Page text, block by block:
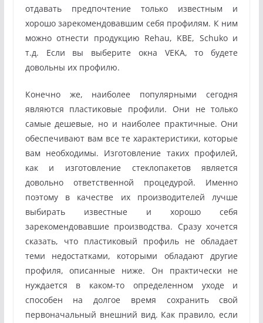
отдавать предпочтение только известным и
хорошо зарекомендовавшим себя профилям. К ним
можно отнести продукцию Rehau, KBE, Schuko и
т.д. Если вы выберите окна VEKA, то будете
довольны их профилю.
Конечно же, наиболее популярными сегодня
являются пластиковые профили. Они не только
самые дешевые, но и наиболее практичные. Они
обеспечивают вам все те характеристики, которые
вам необходимы. Изготовление таких профилей,
как и изготовление стеклопакетов является
довольно ответственной процедурой. Именно
поэтому в качестве их производителей лучше
выбирать известные и хорошо себя
зарекомендовавшие производства. Сразу хочется
сказать, что пластиковый профиль не обладает
теми недостатками, которыми обладают другие
профиля, описанные ниже. Он практически не
нуждается в каком-то определенном уходе и
способен на долгое время сохранить свой
первоначальный внешний вид. Как правило, если